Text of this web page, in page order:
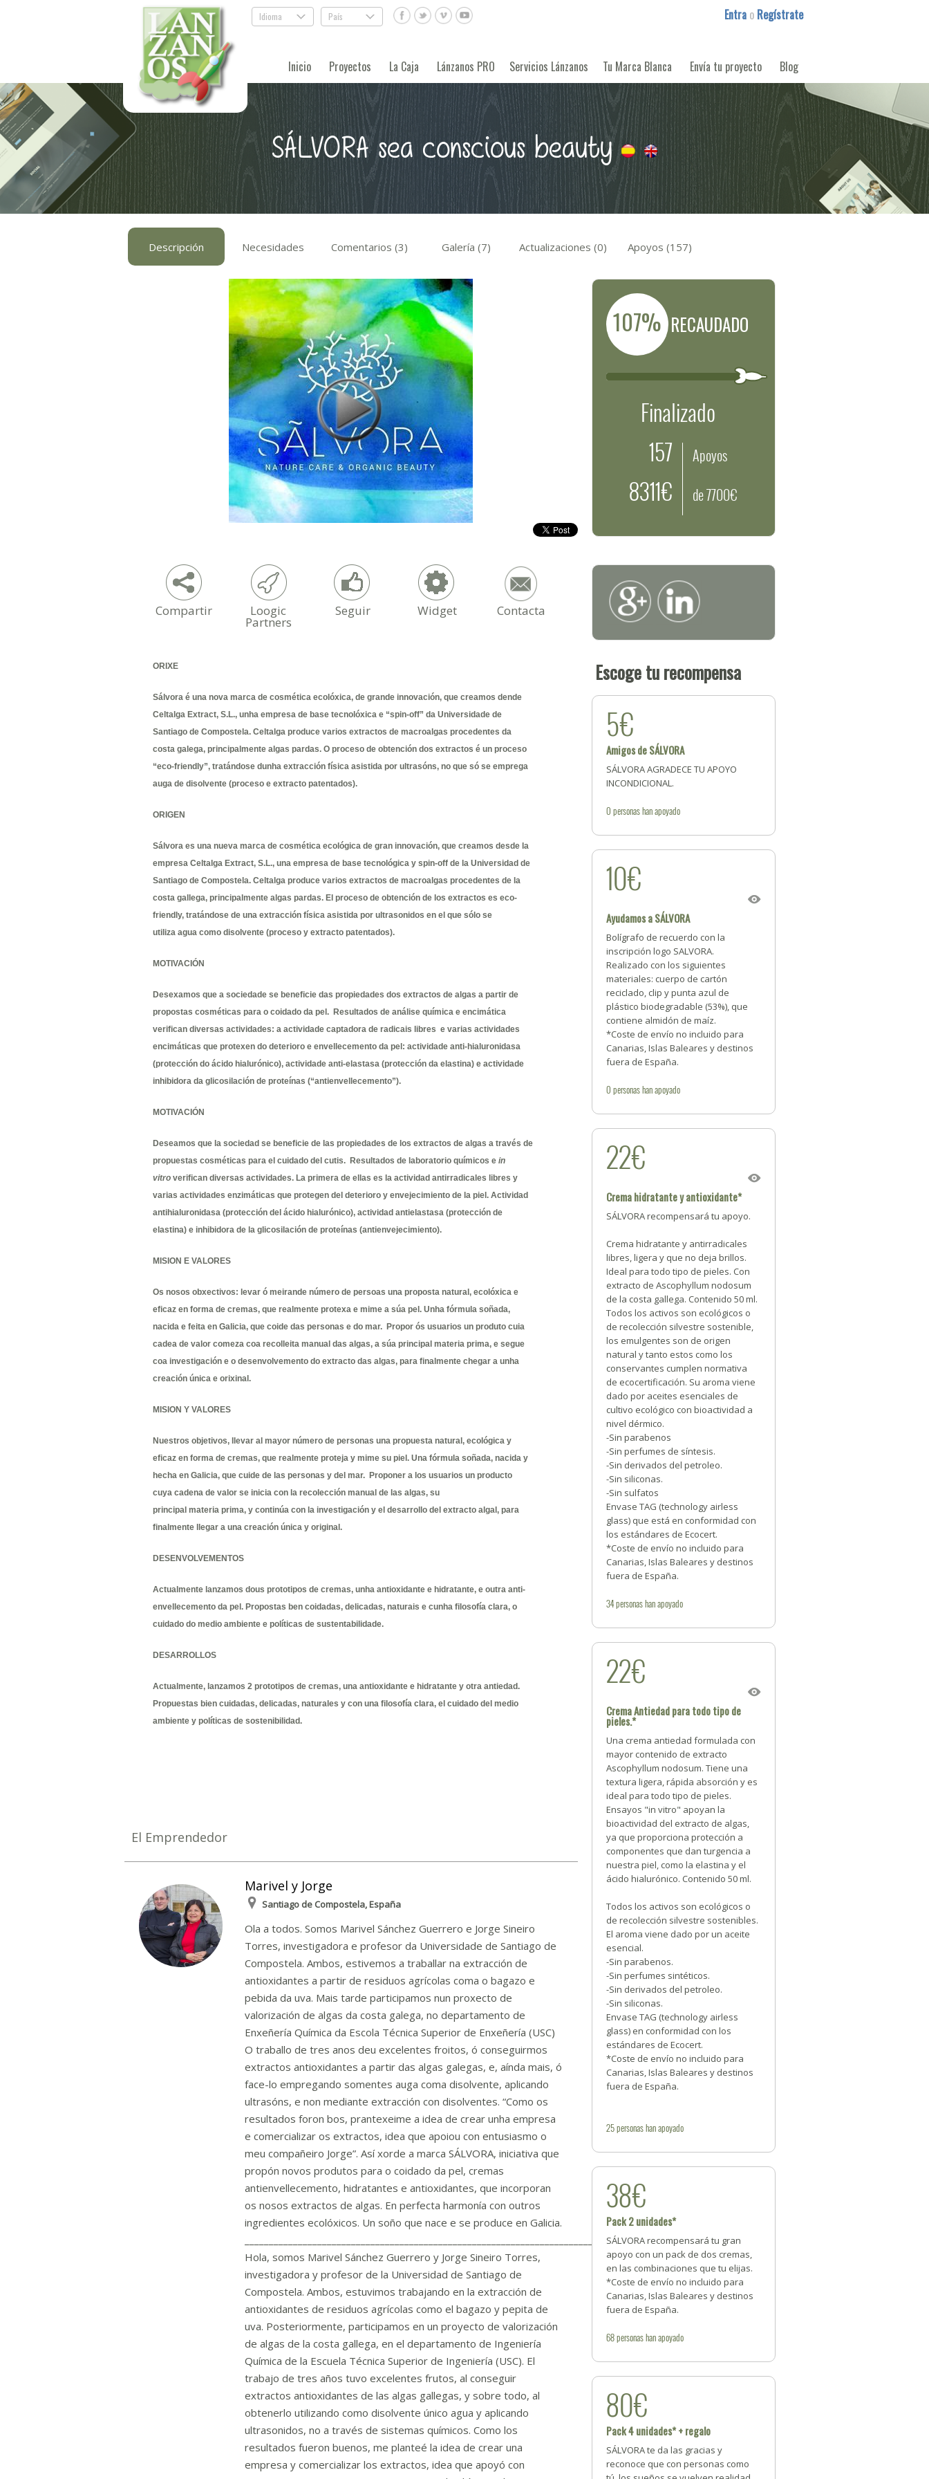
Idioma . País . Entra o Regístrate
Inicio Proyectos La Caja Lánzanos PRO Servicios Lánzanos Tu Marca Blanca Envía tu proyecto Blog
SÁLVORA sea conscious beauty
Descripción Necesidades Comentarios (3) Galería (7) Actualizaciones (0) Apoyos (157)
Compartir Loogic
Partners
Seguir Widget Contacta
ORIXE
Sálvora é una nova marca de cosmética ecolóxica, de grande innovación, que creamos dende
Celtalga Extract, S.L., unha empresa de base tecnolóxica e “spin-off” da Universidade de
Santiago de Compostela. Celtalga produce varios extractos de macroalgas procedentes da
costa galega, principalmente algas pardas. O proceso de obtención dos extractos é un proceso
“eco-friendly”, tratándose dunha extracción física asistida por ultrasóns, no que só se emprega
auga de disolvente (proceso e extracto patentados).
ORIGEN
Sálvora es una nueva marca de cosmética ecológica de gran innovación, que creamos desde la
empresa Celtalga Extract, S.L., una empresa de base tecnológica y spin-off de la Universidad de
Santiago de Compostela. Celtalga produce varios extractos de macroalgas procedentes de la
costa gallega, principalmente algas pardas. El proceso de obtención de los extractos es eco-
friendly, tratándose de una extracción física asistida por ultrasonidos en el que sólo se
utiliza agua como disolvente (proceso y extracto patentados).
MOTIVACIÓN
Desexamos que a sociedade se beneficie das propiedades dos extractos de algas a partir de
propostas cosméticas para o coidado da pel. Resultados de análise química e encimática
verifican diversas actividades: a actividade captadora de radicais libres e varias actividades
encimáticas que protexen do deterioro e envellecemento da pel: actividade anti-hialuronidasa
(protección do ácido hialurónico), actividade anti-elastasa (protección da elastina) e actividade
inhibidora da glicosilación de proteínas (“antienvellecemento”).
MOTIVACIÓN
Deseamos que la sociedad se beneficie de las propiedades de los extractos de algas a través de
propuestas cosméticas para el cuidado del cutis. Resultados de laboratorio químicos e in
vitroverifican diversas actividades. La primera de ellas es la actividad antirradicales libres y
varias actividades enzimáticas que protegen del deterioro y envejecimiento de la piel. Actividad
antihialuronidasa (protección del ácido hialurónico), actividad antielastasa (protección de
elastina) e inhibidora de la glicosilación de proteínas (antienvejecimiento).
MISION E VALORES
Os nosos obxectivos: levar ó meirande número de persoas una proposta natural, ecolóxica e
eficaz en forma de cremas, que realmente protexa e mime a súa pel. Unha fórmula soñada,
nacida e feita en Galicia, que coide das personas e do mar. Propor ós usuarios un produto cuia
cadea de valor comeza coa recolleita manual das algas, a súa principal materia prima, e segue
coa investigación e o desenvolvemento do extracto das algas, para finalmente chegar a unha
creación única e orixinal.
MISION Y VALORES
Nuestros objetivos, llevar al mayor número de personas una propuesta natural, ecológica y
eficaz en forma de cremas, que realmente proteja y mime su piel. Una fórmula soñada, nacida y
hecha en Galicia, que cuide de las personas y del mar. Proponer a los usuarios un producto
cuya cadena de valor se inicia con la recolección manual de las algas, su
principal materia prima, y continúa con la investigación y el desarrollo del extracto algal, para
finalmente llegar a una creación única y original.
DESENVOLVEMENTOS
Actualmente lanzamos dous prototipos de cremas, unha antioxidante e hidratante, e outra anti-
envellecemento da pel. Propostas ben coidadas, delicadas, naturais e cunha filosofía clara, o
cuidado do medio ambiente e políticas de sustentabilidade.
DESARROLLOS
Actualmente, lanzamos 2 prototipos de cremas, una antioxidante e hidratante y otra antiedad.
Propuestas bien cuidadas, delicadas, naturales y con una filosofía clara, el cuidado del medio
ambiente y políticas de sostenibilidad.
El Emprendedor
Marivel y Jorge
Santiago de Compostela, España
Ola a todos. Somos Marivel Sánchez Guerrero e Jorge Sineiro
Torres, investigadora e profesor da Universidade de Santiago de
Compostela. Ambos, estivemos a traballar na extracción de
antioxidantes a partir de residuos agrícolas coma o bagazo e
pebida da uva. Mais tarde participamos nun proxecto de
valorización de algas da costa galega, no departamento de
Enxeñería Química da Escola Técnica Superior de Enxeñería (USC)
O traballo de tres anos deu excelentes froitos, ó conseguirmos
extractos antioxidantes a partir das algas galegas, e, aínda mais, ó
face-lo empregando somentes auga coma disolvente, aplicando
ultrasóns, e non mediante extracción con disolventes. “Como os
resultados foron bos, prantexeime a idea de crear unha empresa
e comercializar os extractos, idea que apoiou con entusiasmo o
meu compañeiro Jorge”. Así xorde a marca SÁLVORA, iniciativa que
propón novos produtos para o coidado da pel, cremas
antienvellecemento, hidratantes e antioxidantes, que incorporan
os nosos extractos de algas. En perfecta harmonía con outros
ingredientes ecolóxicos. Un soño que nace e se produce en Galicia.
______________________________________________________________________________________________________
Hola, somos Marivel Sánchez Guerrero y Jorge Sineiro Torres,
investigadora y profesor de la Universidad de Santiago de
Compostela. Ambos, estuvimos trabajando en la extracción de
antioxidantes de residuos agrícolas como el bagazo y pepita de
uva. Posteriormente, participamos en un proyecto de valorización
de algas de la costa gallega, en el departamento de Ingeniería
Química de la Escuela Técnica Superior de Ingeniería (USC). El
trabajo de tres años tuvo excelentes frutos, al conseguir
extractos antioxidantes de las algas gallegas, y sobre todo, al
obtenerlo utilizando como disolvente único agua y aplicando
ultrasonidos, no a través de sistemas químicos. Como los
resultados fueron buenos, me planteé la idea de crear una
empresa y comercializar los extractos, idea que apoyó con
107% RECAUDADO
Finalizado
157
8311€
Apoyos
de 7700€
Escoge tu recompensa
5€
Amigos de SÁLVORA
SÁLVORA AGRADECE TU APOYO
INCONDICIONAL.
0personashan apoyado
10€
Ayudamos a SÁLVORA
Bolígrafo de recuerdo con la
inscripción logo SALVORA.
Realizado con los siguientes
materiales: cuerpo de cartón
reciclado, clip y punta azul de
plástico biodegradable (53%), que
contiene almidón de maíz.
*Coste de envío no incluido para
Canarias, Islas Baleares y destinos
fuera de España.
0personashan apoyado
22€
Crema hidratante y antioxidante*
SÁLVORA recompensará tu apoyo.
Crema hidratante y antirradicales
libres, ligera y que no deja brillos.
Ideal para todo tipo de pieles. Con
extracto de Ascophyllum nodosum
de la costa gallega. Contenido 50 ml.
Todos los activos son ecológicos o
de recolección silvestre sostenible,
los emulgentes son de origen
natural y tanto estos como los
conservantes cumplen normativa
de ecocertificación. Su aroma viene
dado por aceites esenciales de
cultivo ecológico con bioactividad a
nivel dérmico.
-Sin parabenos
-Sin perfumes de síntesis.
-Sin derivados del petroleo.
-Sin siliconas.
-Sin sulfatos
Envase TAG (technology airless
glass) que está en conformidad con
los estándares de Ecocert.
*Coste de envío no incluido para
Canarias, Islas Baleares y destinos
fuera de España.
34personashan apoyado
22€
Crema Antiedad para todo tipo de
pieles.*
Una crema antiedad formulada con
mayor contenido de extracto
Ascophyllum nodosum. Tiene una
textura ligera, rápida absorción y es
ideal para todo tipo de pieles.
Ensayos "in vitro" apoyan la
bioactividad del extracto de algas,
ya que proporciona protección a
componentes que dan turgencia a
nuestra piel, como la elastina y el
ácido hialurónico. Contenido 50 ml.
Todos los activos son ecológicos o
de recolección silvestre sostenibles.
El aroma viene dado por un aceite
esencial.
-Sin parabenos.
-Sin perfumes sintéticos.
-Sin derivados del petroleo.
-Sin siliconas.
Envase TAG (technology airless
glass) en conformidad con los
estándares de Ecocert.
*Coste de envío no incluido para
Canarias, Islas Baleares y destinos
fuera de España.
25personashan apoyado
38€
Pack 2 unidades*
SÁLVORA recompensará tu gran
apoyo con un pack de dos cremas,
en las combinaciones que tu elijas.
*Coste de envío no incluido para
Canarias, Islas Baleares y destinos
fuera de España.
68personashan apoyado
80€
Pack 4 unidades* + regalo
SÁLVORA te da las gracias y
reconoce que con personas como